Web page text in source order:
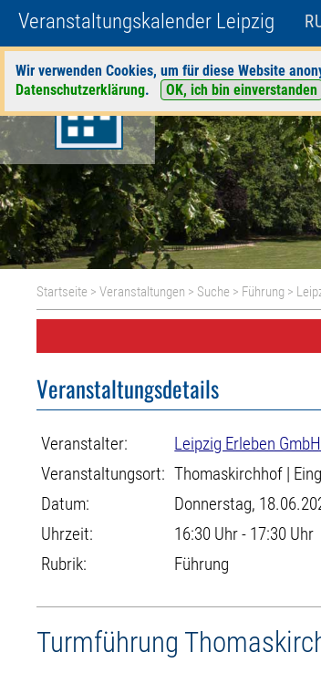
Veranstaltungskalender Leipzig
Wir verwenden Cookies, um für diese Website
Datenschutzerklärung. OK, ich bin einverstanden
Startseite >Veranstaltungen > Suche > Führung >
Veranstaltungsdetails
Veranstalter:
Leipzig Erleben GmbH
Veranstaltungsort: Thomaskirchhof |
Datum:
Donnerstag,
Uhrzeit:
16:30 Uhr - 17:30 Uhr
Rubrik:
Führung
Turmführung